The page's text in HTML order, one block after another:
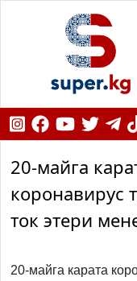
20-майга
коронавирус
ток этери
20-майга карата